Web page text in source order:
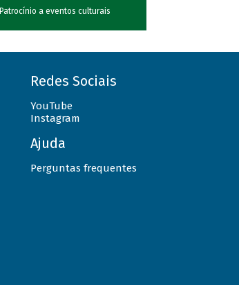
Patrocínio a eventos culturais
Redes Sociais
YouTube
Instagram
Ajuda
Perguntas frequentes